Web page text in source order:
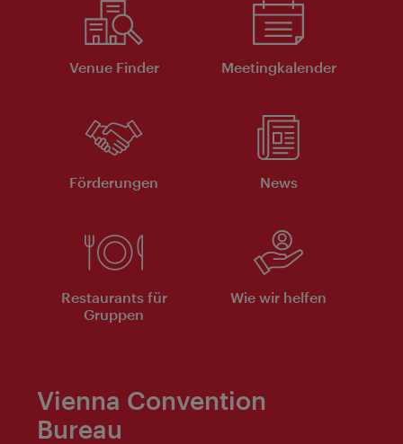
Venue Finder Meeting­kalender
Förderungen News
Restaurants für
Gruppen
Wie wir helfen
Vienna Convention
Bureau